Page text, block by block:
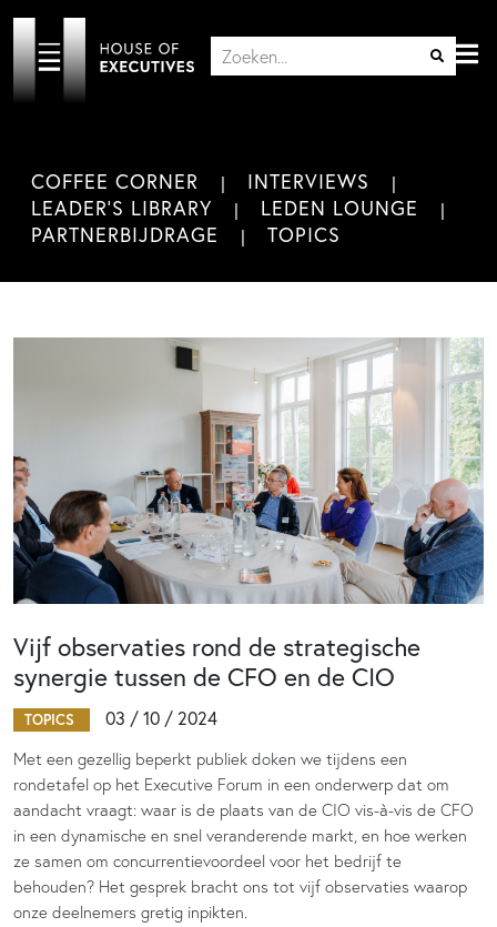
COFFEE CORNER
INTERVIEWS
LEADER'S LIBRARY
LEDEN LOUNGE
PARTNERBIJDRAGE
TOPICS
Vijf observaties rond de strategische
synergie tussen de CFO en de CIO
TOPICS 03 / 10 / 2024
Met een gezellig beperkt publiek doken we tijdens een
rondetafel op het Executive Forum in een onderwerp dat om
aandacht vraagt: waar is de plaats van de CIO vis-à-vis de CFO
in een dynamische en snel veranderende markt, en hoe werken
ze samen om concurrentievoordeel voor het bedrijf te
behouden? Het gesprek bracht ons tot vijf observaties waarop
onze deelnemers gretig inpikten.